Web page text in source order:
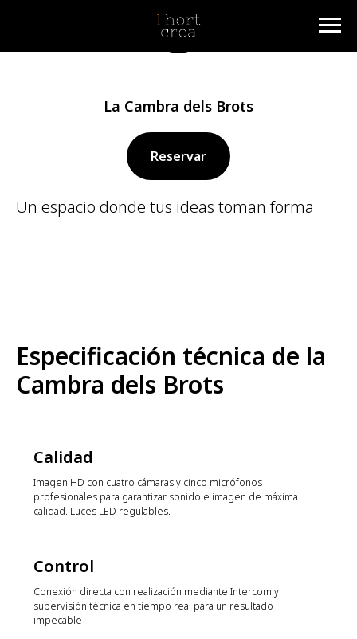
La Cambra dels Brots
Reservar
Un espacio donde tus ideas toman forma
Especificación técnica de la
Cambra dels Brots
Calidad
Imagen HD con cuatro cámaras y cinco micrófonos
profesionales para garantizar sonido e imagen de máxima
calidad. Luces LED regulables.
Control
Conexión directa con realización mediante Intercom y
supervisión técnica en tiempo real para un resultado
impecable